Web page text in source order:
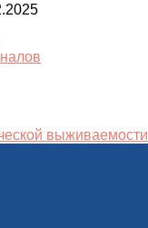
выживаемости